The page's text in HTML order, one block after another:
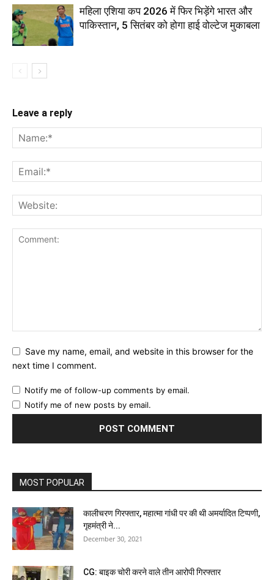
महिला एशिया कप 2026 में फिर भिड़ेंगे भारत और
पाकिस्तान, 5 सितंबर को होगा हाई वोल्टेज मुकाबला
Leave a reply
Save my name, email, and website in this browser for the
next time I comment.
Notify me of follow-up comments by email.
Notify me of new posts by email.
MOST POPULAR
कालीचरण गिरफ्तार, महात्मा गांधी पर की थी अमर्यादित टिप्पणी,
गृहमंत्री ने...
December 30, 2021
CG: बाइक चोरी करने वाले तीन आरोपी गिरफ्तार